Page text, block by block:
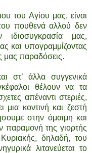
του Αγίου μας, είναι
πουθενά αλλού δεν
ιδιοσυγκρασία μας,
και υπογραμμίζοντας
μας παραδόσεις.
στ’ άλλα συγγενικά
θέλουν να τα
απέναντι στεριές,
κοντινή και ζεστή
στην όμαιμη και
παραμονή της γιορτής
δηλαδή, του
λιτανεύεται το